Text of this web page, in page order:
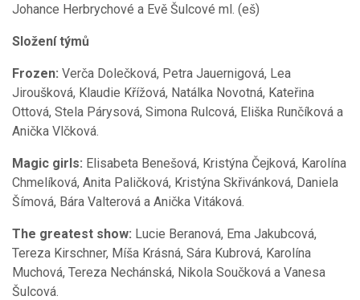
Johance Herbrychové a Evě Šulcové ml. (eš)
Složení týmů
Frozen: Verča Dolečková, Petra Jauernigová, Lea
Jiroušková, Klaudie Křížová, Natálka Novotná, Kateřina
Ottová, Stela Párysová, Simona Rulcová, Eliška Runčíková a
Anička Vlčková.
Magic girls: Elisabeta Benešová, Kristýna Čejková, Karolína
Chmelíková, Anita Paličková, Kristýna Skřivánková, Daniela
Šímová, Bára Valterová a Anička Vitáková.
The greatest show: Lucie Beranová, Ema Jakubcová,
Tereza Kirschner, Míša Krásná, Sára Kubrová, Karolína
Muchová, Tereza Nechánská, Nikola Součková a Vanesa
Šulcová.